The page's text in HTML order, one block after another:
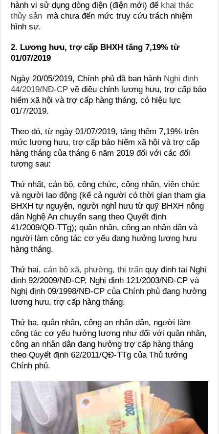
hành vi sử dụng dòng điện (điện mới) để khai thác
thủy sản mà chưa đến mức truy cứu trách nhiệm
hình sự.
2. Lương hưu, trợ cấp BHXH tăng 7,19% từ
01/07/2019
Ngày 20/05/2019, Chính phủ đã ban hành Nghị định
44/2019/NĐ-CP về điều chỉnh lương hưu, trợ cấp bảo
hiểm xã hội và trợ cấp hàng tháng, có hiệu lực
01/7/2019.
Theo đó, từ ngày 01/07/2019, tăng thêm 7,19% trên
mức lương hưu, trợ cấp bảo hiểm xã hội và trợ cấp
hàng tháng của tháng 6 năm 2019 đối với các đối
tượng sau:
Thứ nhất, cán bộ, công chức, công nhân, viên chức
và người lao động (kể cả người có thời gian tham gia
BHXH tự nguyện, người nghỉ hưu từ quỹ BHXH nông
dân Nghệ An chuyển sang theo Quyết định
41/2009/QĐ-TTg); quân nhân, công an nhân dân và
người làm công tác cơ yếu đang hưởng lương hưu
hàng tháng.
Thứ hai,cán bộ xã, phường, thị trấn quy định tại Nghị
định 92/2009/NĐ-CP, Nghị định 121/2003/NĐ-CP và
Nghị định 09/1998/NĐ-CP của Chính phủ đang hưởng
lương hưu, trợ cấp hàng tháng.
Thứ ba, quân nhân, công an nhân dân, người làm
công tác cơ yếu hưởng lương như đối với quân nhân,
công an nhân dân đang hưởng trợ cấp hàng tháng
theo Quyết định 62/2011/QĐ-TTg của Thủ tướng
Chính phủ.